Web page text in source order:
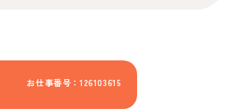
お仕事番号：126103615